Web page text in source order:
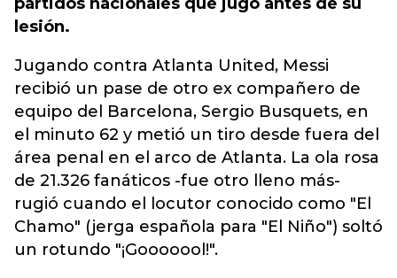
lesión.
Jugando contra Atlanta United, Messi
recibió un pase de otro ex compañero de
equipo del Barcelona, ​​Sergio Busquets, en
el minuto 62 y metió un tiro desde fuera del
área penal en el arco de Atlanta. La ola rosa
de 21.326 fanáticos -fue otro lleno más-
rugió cuando el locutor conocido como "El
Chamo" (jerga española para "El Niño") soltó
un rotundo "¡Gooooool!".